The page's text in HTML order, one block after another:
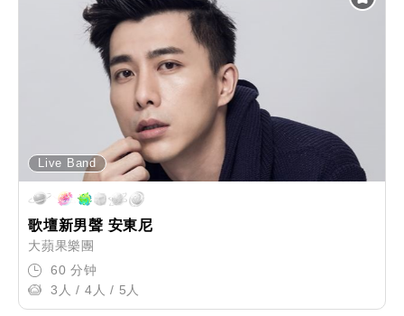
Live Band
歌壇新男聲 安東尼
大蘋果樂團
60 分钟
3人 / 4人 / 5人